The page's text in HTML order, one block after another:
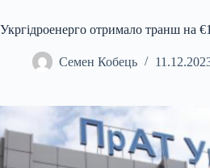
Укргідроенерго отримало транш на
Семен Кобець